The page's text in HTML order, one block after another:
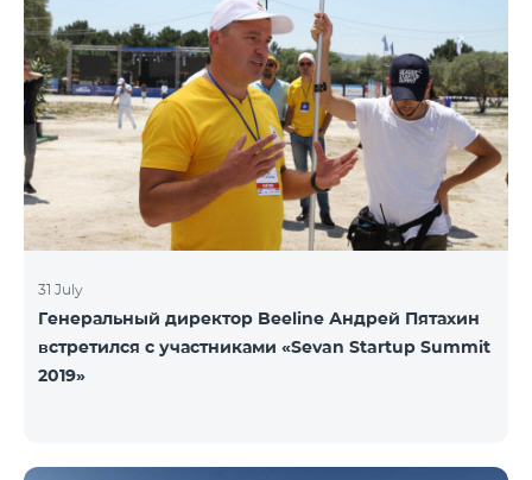
31 July
Генеральный директор Beeline Андрей Пятахин
встретился с участниками «Sevan Startup Summit
2019»